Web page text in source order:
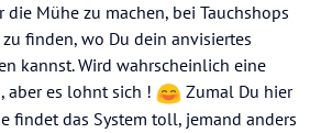
die Mühe zu machen, bei Tauchshops
finden, wo Du dein anvisiertes
kannst. Wird wahrscheinlich eine
aber es lohnt sich !
Zumal Du hier
findet das System toll, jemand anders